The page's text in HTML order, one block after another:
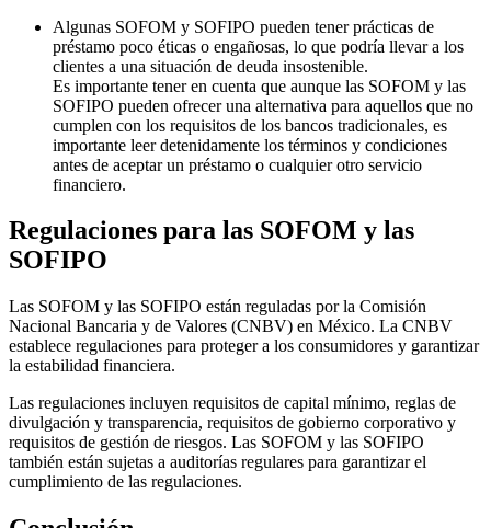
Algunas SOFOM y SOFIPO pueden tener prácticas de
préstamo poco éticas o engañosas, lo que podría llevar a los
clientes a una situación de deuda insostenible.
Es importante tener en cuenta que aunque las SOFOM y las
SOFIPO pueden ofrecer una alternativa para aquellos que no
cumplen con los requisitos de los bancos tradicionales, es
importante leer detenidamente los términos y condiciones
antes de aceptar un préstamo o cualquier otro servicio
financiero.
Regulaciones para las SOFOM y las
SOFIPO
Las SOFOM y las SOFIPO están reguladas por la Comisión
Nacional Bancaria y de Valores (CNBV) en México. La CNBV
establece regulaciones para proteger a los consumidores y garantizar
la estabilidad financiera.
Las regulaciones incluyen requisitos de capital mínimo, reglas de
divulgación y transparencia, requisitos de gobierno corporativo y
requisitos de gestión de riesgos. Las SOFOM y las SOFIPO
también están sujetas a auditorías regulares para garantizar el
cumplimiento de las regulaciones.